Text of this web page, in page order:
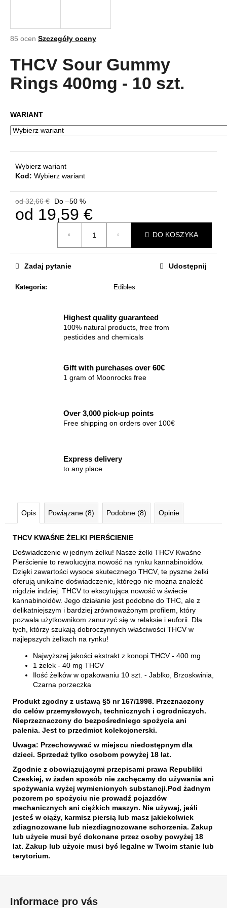
Średnia
produktu
wynosi
4,9
na
85 ocen Szczegóły oceny
THCV Sour Gummy
Rings 400mg - 10 szt.
WARIANT
Wybierz wariant
Kod: Wybierz wariant
od 32,66 € Do –50 %
od 19,59 €
DO KOSZYKA
Kategoria: Edibles
Zadaj pytanie Udostępnij
Highest quality guaranteed
100% natural products, free from
pesticides and chemicals
Gift with purchases over 60€
1 gram of Moonrocks free
Over 3,000 pick-up points
Free shipping on orders over 100€
Express delivery
to any place
Opis Powiązane (8) Podobne (8) Opinie
THCV KWAŚNE ŻELKI PIERŚCIENIE
Doświadczenie w jednym żelku! Nasze żelki THCV Kwaśne
Pierścienie to rewolucyjna nowość na rynku kannabinoidów.
Dzięki zawartości wysoce skutecznego THCV, te pyszne żelki
oferują unikalne doświadczenie, którego nie można znaleźć
nigdzie indziej. THCV to ekscytująca nowość w świecie
kannabinoidów. Jego działanie jest podobne do THC, ale z
delikatniejszym i bardziej zrównoważonym profilem, który
pozwala użytkownikom zanurzyć się w relaksie i euforii. Dla
tych, którzy szukają dobroczynnych właściwości THCV w
najlepszych żelkach na rynku!
Najwyższej jakości ekstrakt z konopi THCV - 400 mg
1 żelek - 40 mg THCV
Ilość żelków w opakowaniu 10 szt. - Jabłko, Brzoskwinia,
Czarna porzeczka
Produkt zgodny z ustawą §5 nr 167/1998. Przeznaczony
do celów przemysłowych, technicznych i ogrodniczych.
Nieprzeznaczony do bezpośredniego spożycia ani
palenia. Jest to przedmiot kolekcjonerski.
Uwaga: Przechowywać w miejscu niedostępnym dla
dzieci. Sprzedaż tylko osobom powyżej 18 lat.
Zgodnie z obowiązującymi przepisami prawa Republiki
Czeskiej, w żaden sposób nie zachęcamy do używania ani
spożywania wyżej wymienionych substancji.Pod żadnym
pozorem po spożyciu nie prowadź pojazdów
mechanicznych ani ciężkich maszyn. Nie używaj, jeśli
jesteś w ciąży, karmisz piersią lub masz jakiekolwiek
zdiagnozowane lub niezdiagnozowane schorzenia. Zakup
lub użycie musi być dokonane przez osoby powyżej 18
lat. Zakup lub użycie musi być legalne w Twoim stanie lub
terytorium.
SZUKAJ
P
e
c
a
m
Informace pro vás